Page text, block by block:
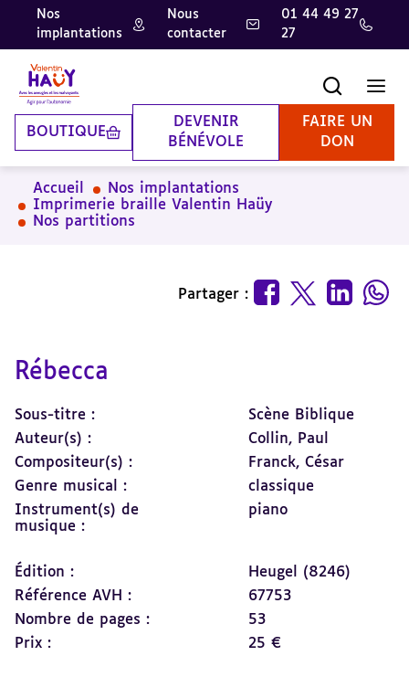
Aller
contenu
principal
Aller
pied
de
page
Aller
la
recherche
Nos
implantations
Nous
contacter
01 44 49 27
27
BOUTIQUE
DEVENIR
BÉNÉVOLE
FAIRE UN
DON
Accueil
Nos implantations
Imprimerie braille Valentin Haüy
Nos partitions
Partager :
Rébecca
Sous-titre :
Scène Biblique
Auteur(s) :
Collin, Paul
Compositeur(s) :
Franck, César
Genre musical :
classique
Instrument(s) de
musique :
piano
Édition :
Heugel (8246)
Référence AVH :
67753
Nombre de pages :
53
Prix :
25 €